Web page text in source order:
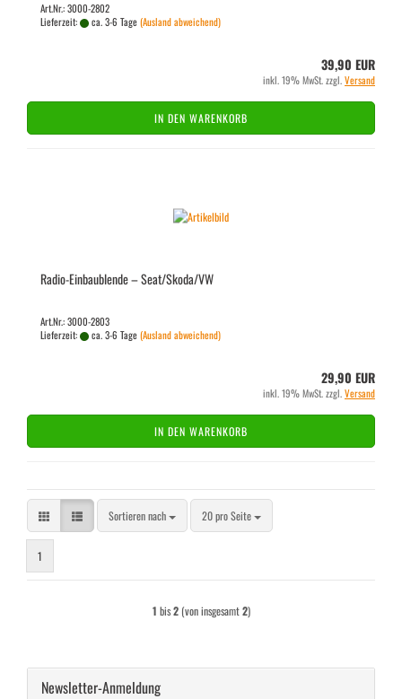
Art.Nr.: 3000-2802
Lieferzeit:
ca. 3-6 Tage(Ausland abweichend)
39,90 EUR
inkl. 19% MwSt. zzgl.Versand
IN DEN WARENKORB
Radio-​​Ein­bau­blen­de – Seat/Skoda/VW
Art.Nr.: 3000-2803
Lieferzeit:
ca. 3-6 Tage(Ausland abweichend)
29,90 EUR
inkl. 19% MwSt. zzgl.Versand
IN DEN WARENKORB
Sortieren nach
Sortieren nach 20 pro Seite
pro Seite
1
1 bis2(von insgesamt2)
Newsletter-Anmeldung